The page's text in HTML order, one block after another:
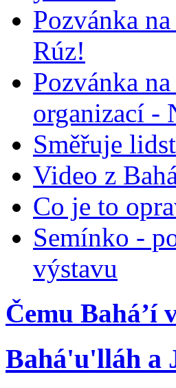
Pozvánka
Rúz!
Pozvánka
organizací -
Směřuje
Video z
Co je to
Semínko -
výstavu
Čemu Bahá’í
Bahá'u'lláh a